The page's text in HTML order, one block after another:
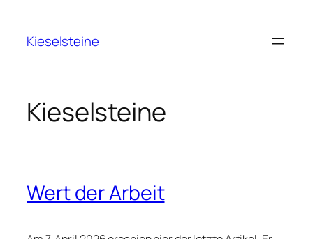
springen
Kieselsteine
Kieselsteine
Wert der Arbeit